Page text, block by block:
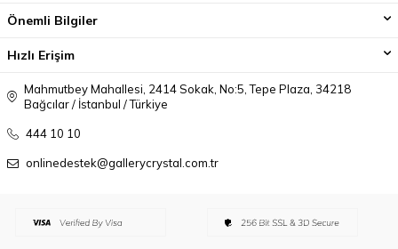
Önemli Bilgiler
Hızlı Erişim
Mahmutbey Mahallesi, 2414 Sokak, No:5, Tepe Plaza, 34218
Bağcılar / İstanbul / Türkiye
444 10 10
onlinedestek@gallerycrystal.com.tr